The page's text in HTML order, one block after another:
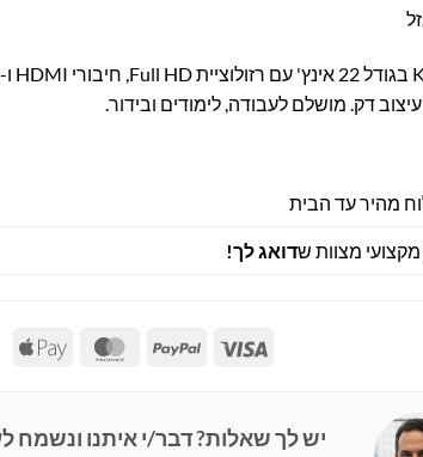
מהיר עד הבית
מקצועי מצוות שדואג לך!
Visa
PayPal
יש לך שאלות? דבר/י איתנו ונשמח